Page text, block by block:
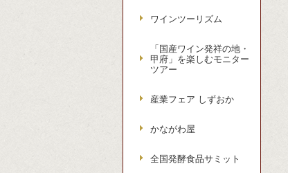
ワインツーリズム
「国産ワイン発祥の地・
甲府」を楽しむモニター
ツアー
産業フェア しずおか
かながわ屋
全国発酵食品サミット